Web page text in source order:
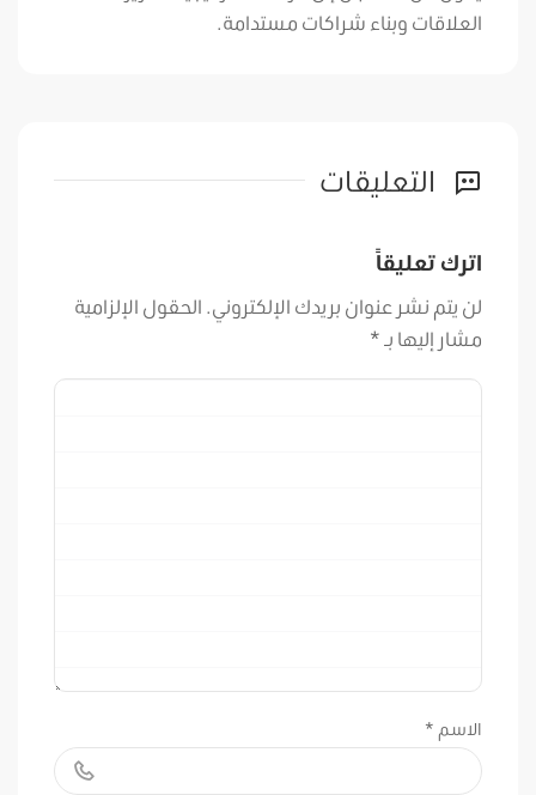
العلاقات وبناء شراكات مستدامة.
التعليقات
اترك تعليقاً
لن يتم نشر عنوان بريدك الإلكتروني. الحقول الإلزامية
مشار إليها بـ *
الاسم *